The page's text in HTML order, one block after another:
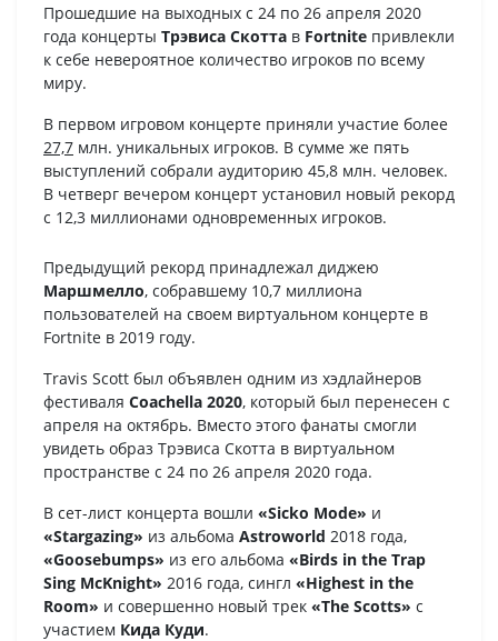
Прошедшие на выходных с 24 по 26 апреля 2020
года концерты Трэвиса Скотта в Fortnite привлекли
к себе невероятное количество игроков по всему
миру.
В первом игровом концерте приняли участие более
27,7 млн. уникальных игроков. В сумме же пять
выступлений собрали аудиторию 45,8 млн. человек.
В четверг вечером концерт установил новый рекорд
с 12,3 миллионами одновременных игроков.
Предыдущий рекорд принадлежал диджею
Маршмелло, собравшему 10,7 миллиона
пользователей на своем виртуальном концерте в
Fortnite в 2019 году.
Travis Scott был объявлен одним из хэдлайнеров
фестиваля Coachella 2020, который был перенесен с
апреля на октябрь. Вместо этого фанаты смогли
увидеть образ Трэвиса Скотта в виртуальном
пространстве с 24 по 26 апреля 2020 года.
В сет-лист концерта вошли «Sicko Mode» и
«Stargazing» из альбома Astroworld 2018 года,
«Goosebumps» из его альбома «Birds in the Trap
Sing McKnight» 2016 года, сингл «Highest in the
Room» и совершенно новый трек «The Scotts» с
участием Кида Куди.